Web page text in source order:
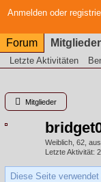
Anmelden oder
Forum Mitglieder
Letzte Aktivitäten
Mitglieder
Weiblich 62
Letzte Aktivität
Diese Seite